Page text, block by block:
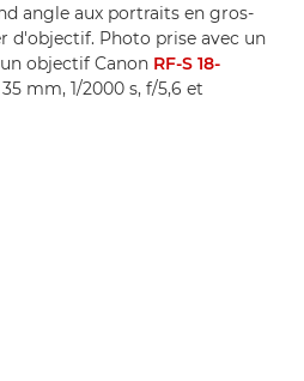
angle aux portraits en gros-
d'objectif. Photo prise avec un
objectif Canon RF-S 18-
mm, 1/2000 s, f/5,6 et